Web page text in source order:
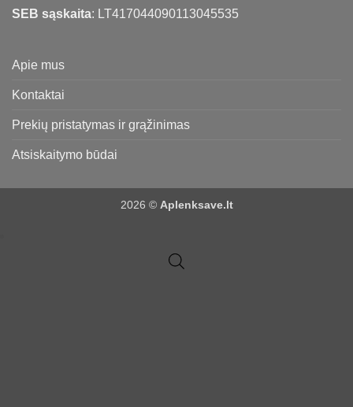
SEB sąskaita: LT417044090113045535
Apie mus
Kontaktai
Prekių pristatymas ir grąžinimas
Atsiskaitymo būdai
2026 © Aplenksave.lt